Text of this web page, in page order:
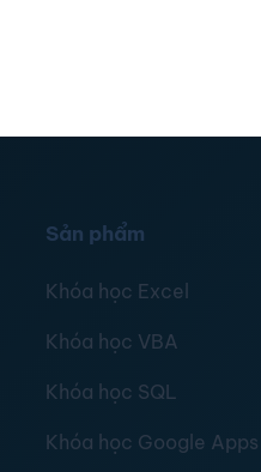
Sản phẩm
Khóa học Excel
Khóa học VBA
Khóa học SQL
Khóa học Google